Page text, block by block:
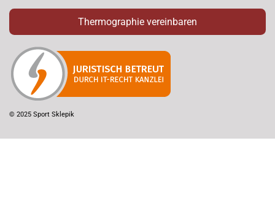
Thermographie vereinbaren
© 2025 Sport Sklepik